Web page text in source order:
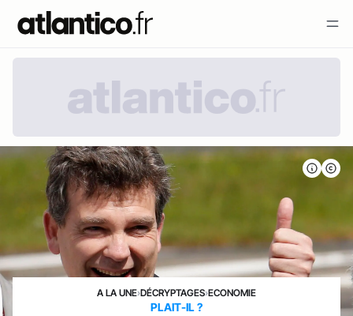
A LA UNE›DÉCRYPTAGES›ECONOMIE
PLAIT-IL ?